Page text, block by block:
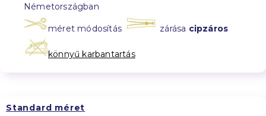
Németországban
méret módosítás zárása cipzáros
könnyű karbantartás
Standard méret